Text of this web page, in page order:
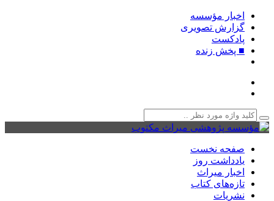
اخبار مؤسسه
گزارش تصویری
پادکست‌
■ پخش زنده
صفحه نخست
یادداشت روز
اخبار میراث
تازه‌های کتاب
نشریات